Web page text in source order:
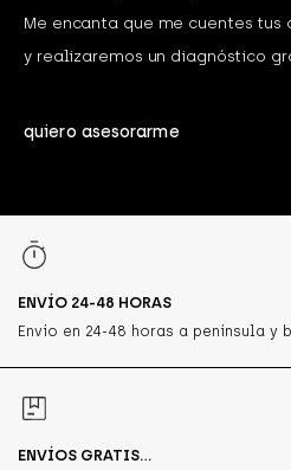
Me encanta que me cuentes
y realizaremos un diagnóstico
quiero asesorarme
ENVÍO 24-48 HORAS
Envío en 24-48 horas a península y
ENVÍOS GRATIS...